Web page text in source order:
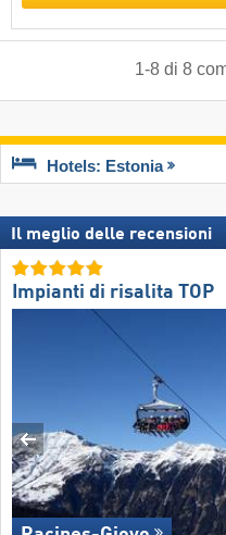
1-8di 8
Hotels: Estonia
Il meglio delle recensioni
Impianti di risalita TOP